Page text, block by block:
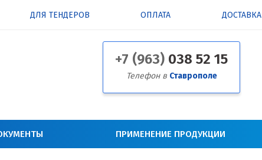
ДЛЯ ТЕНДЕРОВ ОПЛАТА ДОСТАВКА
+7 (963) 038 52 15
Телефон в Ставрополе
ПРИМЕНЕНИЕ ПРОДУКЦИИ